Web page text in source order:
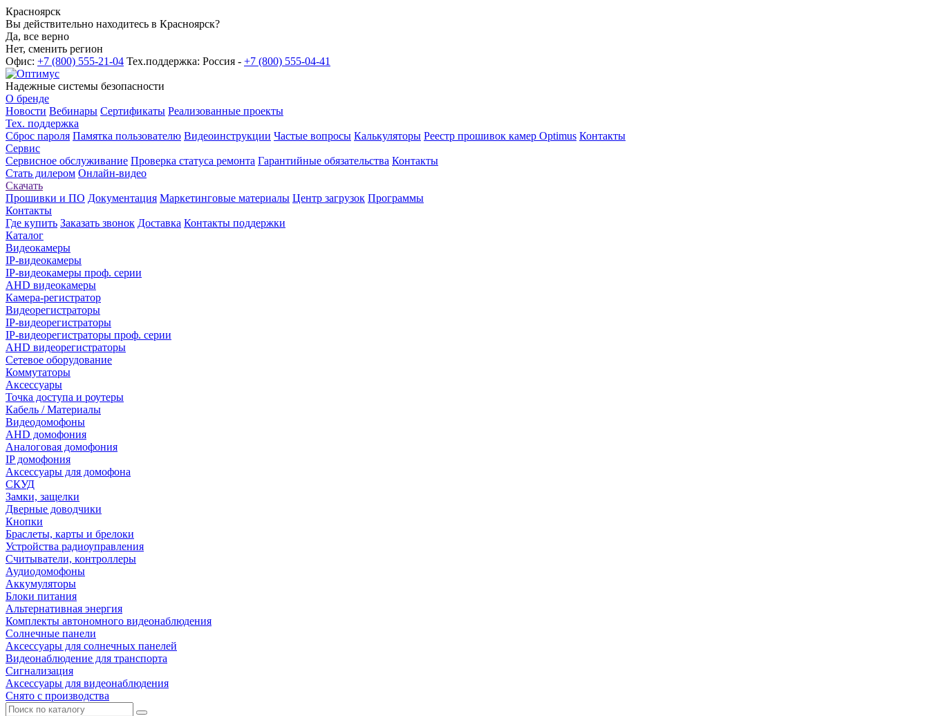
Красноярск
Вы действительно находитесь в Красноярск?
Да, все верно
Нет, сменить регион
Офис: +7 (800) 555-21-04 Тех.поддержка: Россия - +7 (800) 555-04-41
Надежные системы безопасности
О бренде
Новости Вебинары Сертификаты Реализованные проекты
Тех. поддержка
Сброс пароля Памятка пользователю Видеоинструкции Частые вопросы Калькуляторы Реестр прошивок камер Optimus Контакты
Сервис
Сервисное обслуживание Проверка статуса ремонта Гарантийные обязательства Контакты
Стать дилером Онлайн-видео
Скачать
Прошивки и ПО Документация Маркетинговые материалы Центр загрузок Программы
Контакты
Где купить Заказать звонок Доставка Контакты поддержки
Каталог
Видеокамеры
IP-видеокамеры
IP-видеокамеры проф. серии
AHD видеокамеры
Камера-регистратор
Видеорегистраторы
IP-видеорегистраторы
IP-видеорегистраторы проф. серии
AHD видеорегистраторы
Сетевое оборудование
Коммутаторы
Аксессуары
Точка доступа и роутеры
Кабель / Материалы
Видеодомофоны
AHD домофония
Аналоговая домофония
IP домофония
Аксессуары для домофона
СКУД
Замки, защелки
Дверные доводчики
Кнопки
Браслеты, карты и брелоки
Устройства радиоуправления
Считыватели, контроллеры
Аудиодомофоны
Аккумуляторы
Блоки питания
Альтернативная энергия
Комплекты автономного видеонаблюдения
Солнечные панели
Аксессуары для солнечных панелей
Видеонаблюдение для транспорта
Сигнализация
Аксессуары для видеонаблюдения
Снято с производства